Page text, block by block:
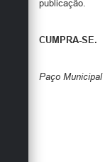
publicação.
CUMPRA-SE.
Paço Municipal